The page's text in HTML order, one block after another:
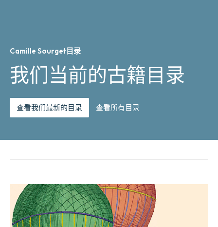
Camille Sourget目录
我们当前的古籍目录
查看我们最新的目录 查看所有目录